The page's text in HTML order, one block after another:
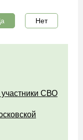
Нет
участники СВО